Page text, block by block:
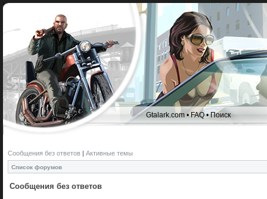
Gtalark.com •FAQ•Поиск
Сообщения без ответов | Активные темы
Список форумов
Сообщения без ответов